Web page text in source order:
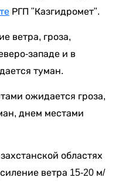
РГП "Казгидромет".
ветра, гроза,
западе и в
туман.
ожидается гроза,
днем местами
областях
ветра 15-20 м/